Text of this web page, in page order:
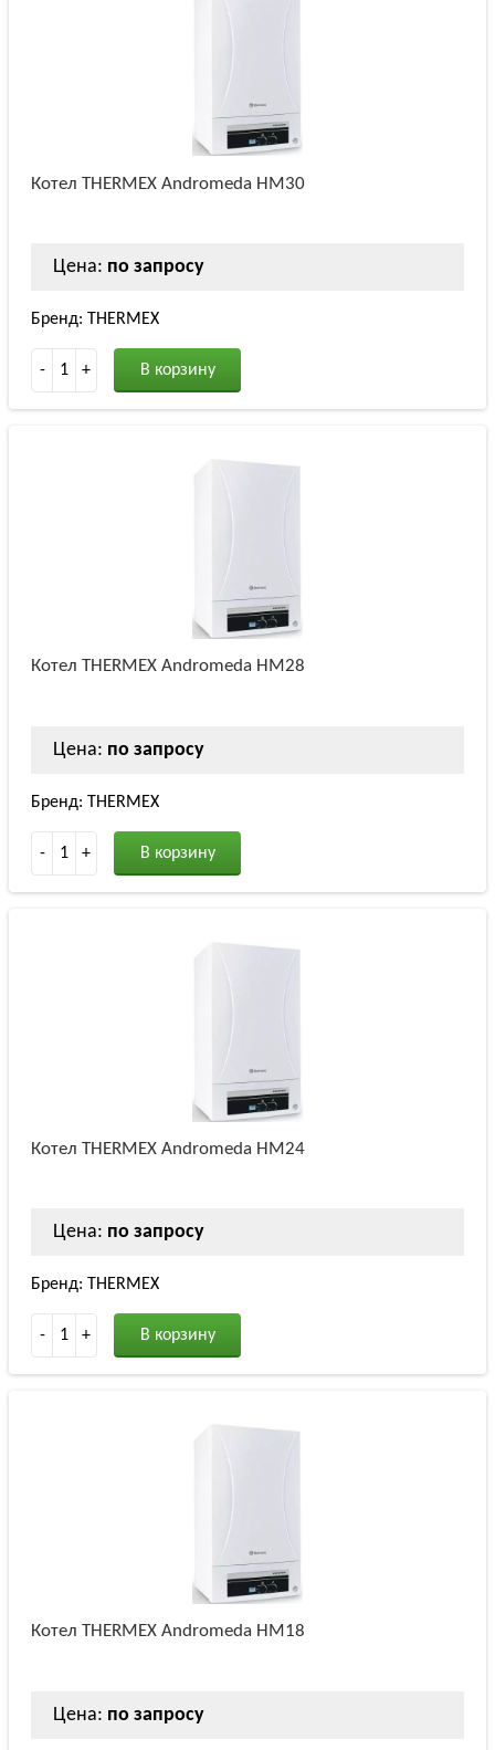
Котел THERMEX Andromeda HM30
Цена: по запросу
Бренд: THERMEX
- 1 + В корзину
Котел THERMEX Andromeda HM28
Цена: по запросу
Бренд: THERMEX
- 1 + В корзину
Котел THERMEX Andromeda HM24
Цена: по запросу
Бренд: THERMEX
- 1 + В корзину
Котел THERMEX Andromeda HM18
Цена: по запросу